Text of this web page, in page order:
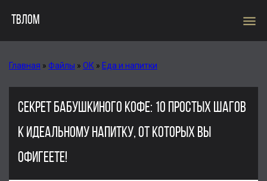
ТВЛОМ menu
Главная » Файлы » ОК » Еда и напитки
СЕКРЕТ БАБУШКИНОГО КОФЕ: 10 ПРОСТЫХ ШАГОВ
К ИДЕАЛЬНОМУ НАПИТКУ, ОТ КОТОРЫХ ВЫ
ОФИГЕЕТЕ!